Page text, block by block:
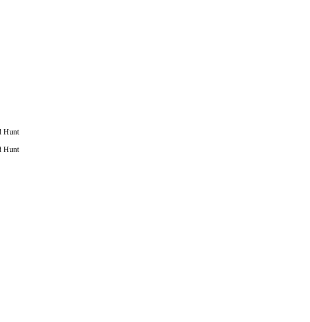
Hunt
Hunt